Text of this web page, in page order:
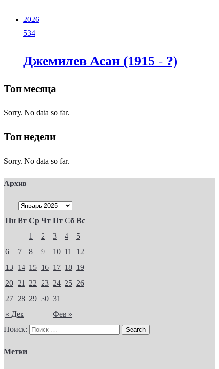
2026
534
Джемилев Асан (1915 - ?)
Топ месяца
Sorry. No data so far.
Топ недели
Sorry. No data so far.
Архив
Пн Вт Ср Чт Пт Сб Вс
« Дек Фев »
1 2 3 4
5
6
7 8 9 10 11
12
13 14 15 16 17 18 19
20 21 22 23 24 25 26
27 28 29 30 31
Поиск:
Метки